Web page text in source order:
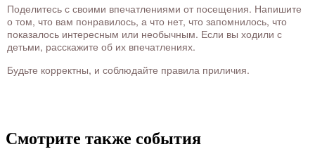
Поделитесь с своими впечатлениями от посещения. Напишите
о том, что вам понравилось, а что нет, что запомнилось, что
показалось интересным или необычным. Если вы ходили с
детьми, расскажите об их впечатлениях.
Будьте корректны, и соблюдайте правила приличия.
Смотрите также события